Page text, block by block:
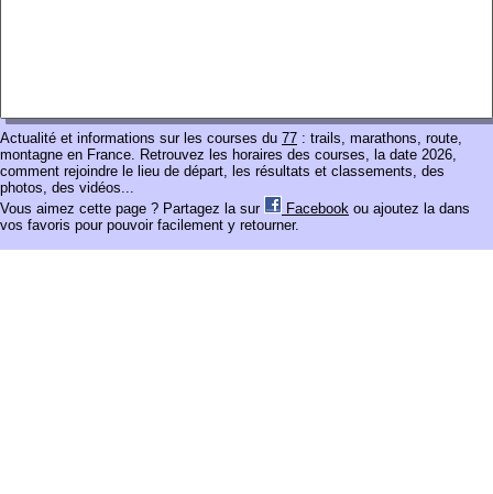
Actualité et informations sur les courses du 77 : trails, marathons, route,
montagne en France. Retrouvez les horaires des courses, la date 2026,
comment rejoindre le lieu de départ, les résultats et classements, des
photos, des vidéos...
Vous aimez cette page ? Partagez la sur
Facebook ou ajoutez la dans
vos favoris pour pouvoir facilement y retourner.